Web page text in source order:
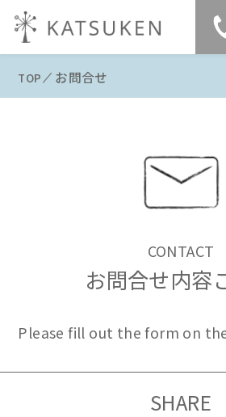
TOP お問合せ
CONTACT
お問合せ内容
Please fill out the form on
SHARE